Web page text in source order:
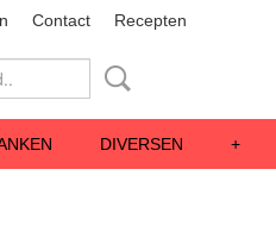
Contact Recepten
DIVERSEN +